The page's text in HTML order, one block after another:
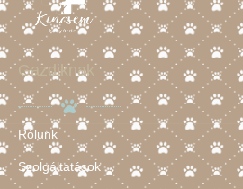
Gazdiknak
Rólunk
Szolgáltatások